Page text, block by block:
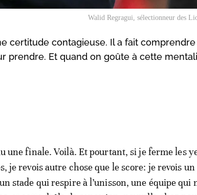
Walid Regragui, sélectionneur des
certitude contagieuse. Il a fait
prendre. Et quand on goûte à cette
une finale. Voilà. Et pourtant, si je ferme les
je revois autre chose que le score: je revois un
stade qui respire à l’unisson, une équipe qui